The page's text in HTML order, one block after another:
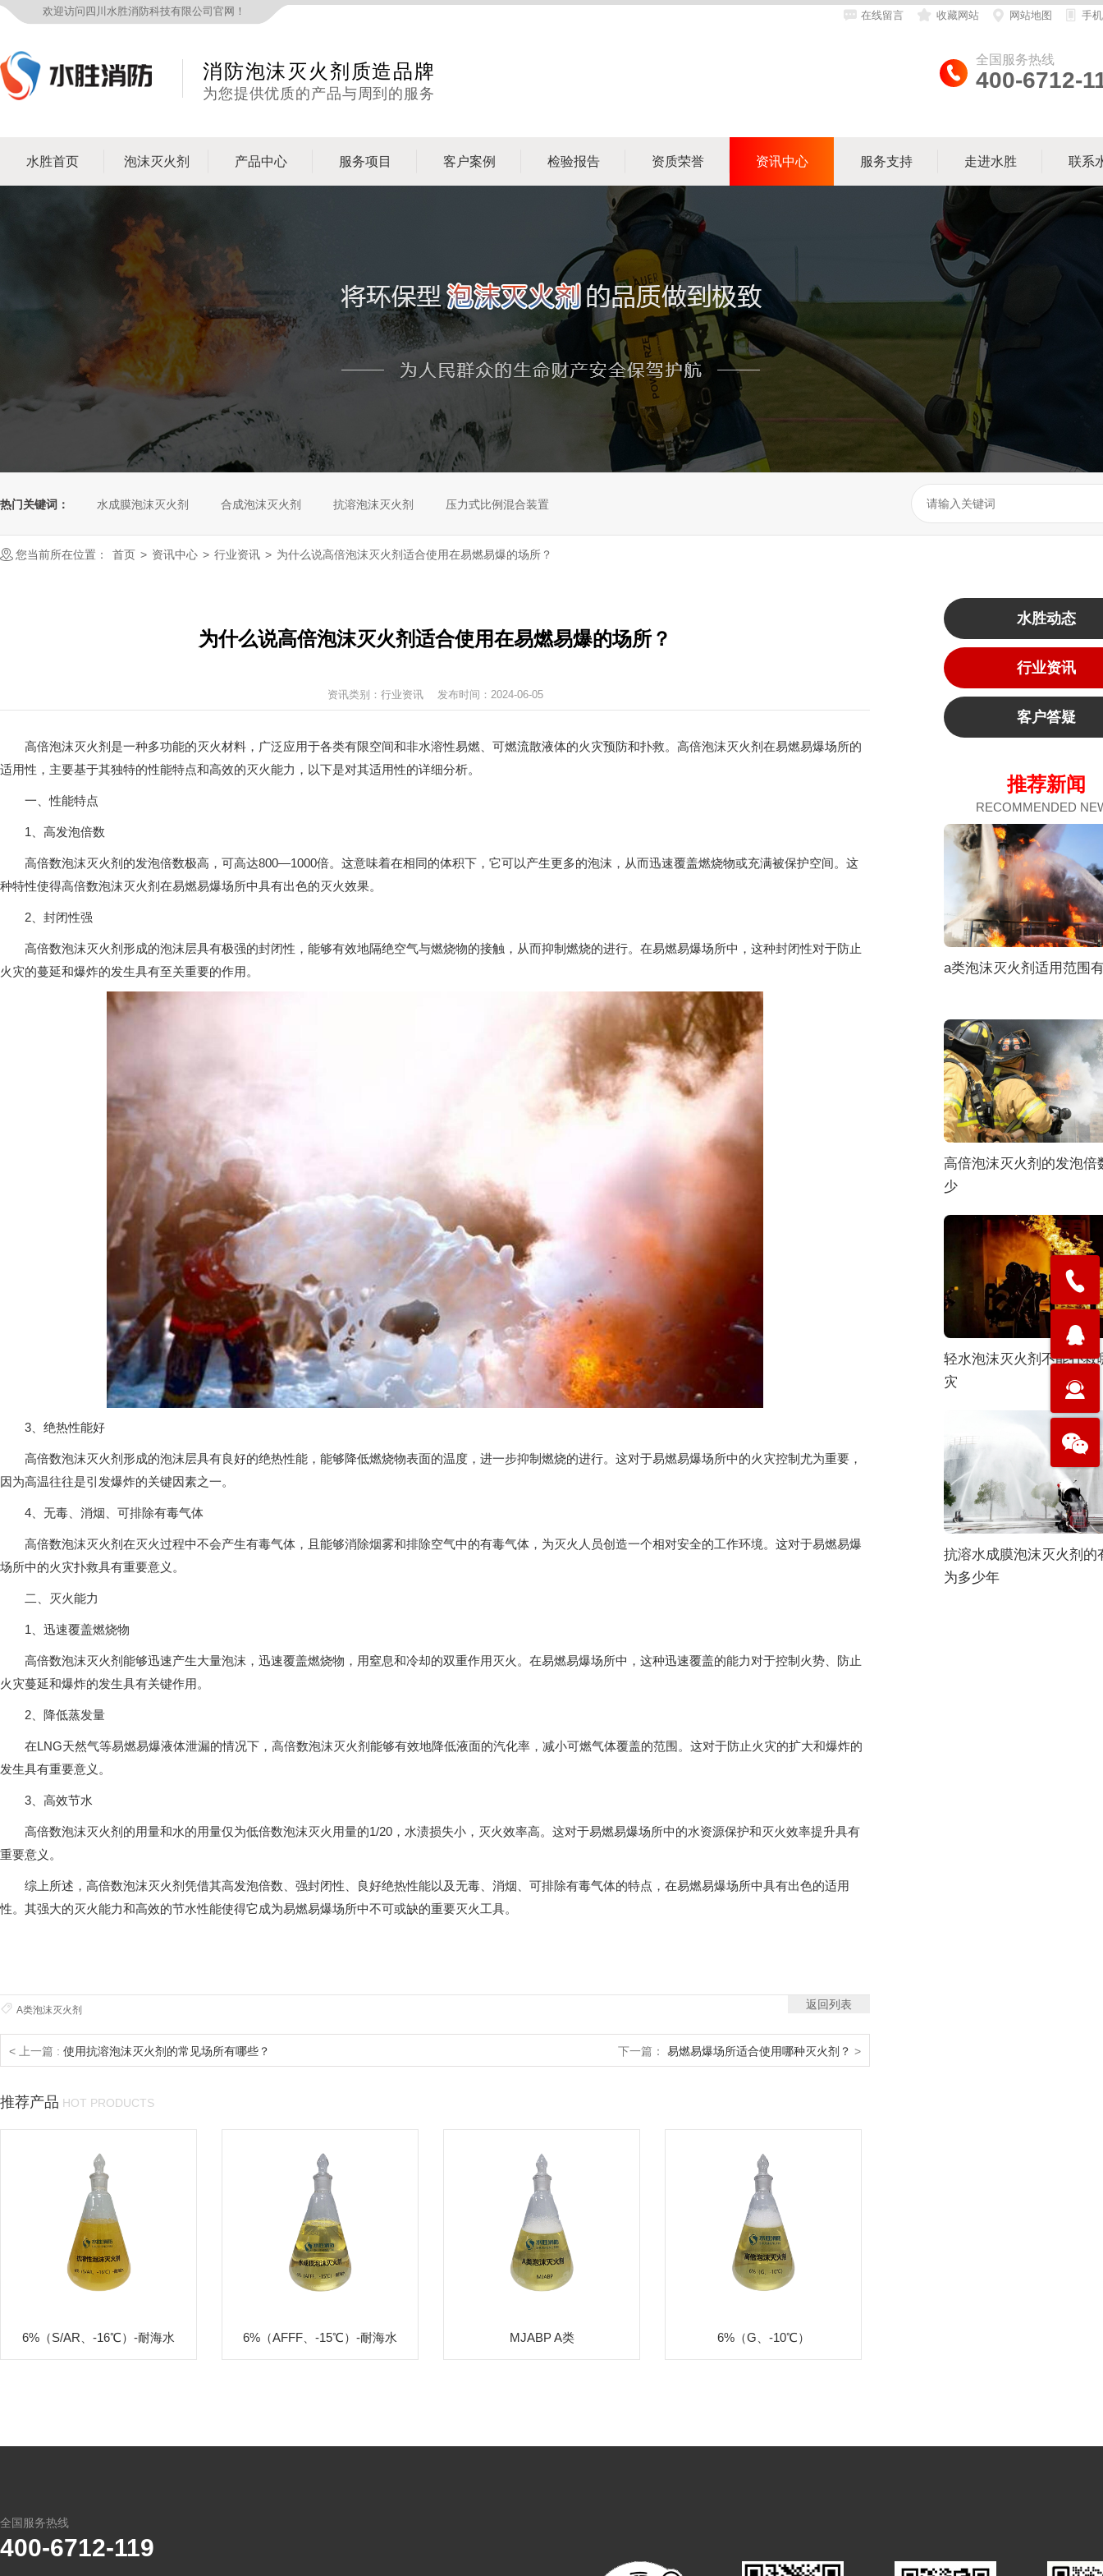
欢迎访问四川水胜消防科技有限公司官网！ 在线留言 收藏网站 网站地图 手
消防泡沫灭火剂质造品牌
为您提供优质的产品与周到的服务
全国服务热线
400-6712-
水胜首页 泡沫灭火剂 产品中心 服务项目 客户案例 检验报告 资质荣誉 资讯中心 服务支持 走进水胜 联系
热门关键词： 水成膜泡沫灭火剂 合成泡沫灭火剂 抗溶泡沫灭火剂 压力式比例混合装置
您当前所在位置： 首页 > 资讯中心 > 行业资讯 > 为什么说高倍泡沫灭火剂适合使用在易燃易爆的场所？
为什么说高倍泡沫灭火剂适合使用在易燃易爆的场所？
资讯类别： 行业资讯发布时间：2024-06-05
高倍泡沫灭火剂是一种多功能的灭火材料，广泛应用于各类有限空间和非水溶性易燃、可燃流散液体的火灾预防和扑救。高倍泡沫灭火剂在易燃易爆场所的
适用性，主要基于其独特的性能特点和高效的灭火能力，以下是对其适用性的详细分析。
一、性能特点
1、高发泡倍数
高倍数泡沫灭火剂的发泡倍数极高，可高达800—1000倍。这意味着在相同的体积下，它可以产生更多的泡沫，从而迅速覆盖燃烧物或充满被保护空间。这
种特性使得高倍数泡沫灭火剂在易燃易爆场所中具有出色的灭火效果。
2、封闭性强
高倍数泡沫灭火剂形成的泡沫层具有极强的封闭性，能够有效地隔绝空气与燃烧物的接触，从而抑制燃烧的进行。在易燃易爆场所中，这种封闭性对于防止
火灾的蔓延和爆炸的发生具有至关重要的作用。
3、绝热性能好
高倍数泡沫灭火剂形成的泡沫层具有良好的绝热性能，能够降低燃烧物表面的温度，进一步抑制燃烧的进行。这对于易燃易爆场所中的火灾控制尤为重要，
因为高温往往是引发爆炸的关键因素之一。
4、无毒、消烟、可排除有毒气体
高倍数泡沫灭火剂在灭火过程中不会产生有毒气体，且能够消除烟雾和排除空气中的有毒气体，为灭火人员创造一个相对安全的工作环境。这对于易燃易爆
场所中的火灾扑救具有重要意义。
二、灭火能力
1、迅速覆盖燃烧物
高倍数泡沫灭火剂能够迅速产生大量泡沫，迅速覆盖燃烧物，用窒息和冷却的双重作用灭火。在易燃易爆场所中，这种迅速覆盖的能力对于控制火势、防止
火灾蔓延和爆炸的发生具有关键作用。
2、降低蒸发量
在LNG天然气等易燃易爆液体泄漏的情况下，高倍数泡沫灭火剂能够有效地降低液面的汽化率，减小可燃气体覆盖的范围。这对于防止火灾的扩大和爆炸的
发生具有重要意义。
3、高效节水
高倍数泡沫灭火剂的用量和水的用量仅为低倍数泡沫灭火用量的1/20，水渍损失小，灭火效率高。这对于易燃易爆场所中的水资源保护和灭火效率提升具有
重要意义。
综上所述，高倍数泡沫灭火剂凭借其高发泡倍数、强封闭性、良好绝热性能以及无毒、消烟、可排除有毒气体的特点，在易燃易爆场所中具有出色的适用
性。其强大的灭火能力和高效的节水性能使得它成为易燃易爆场所中不可或缺的重要灭火工具。
A类泡沫灭火剂 返回列表
< 上一篇 : 使用抗溶泡沫灭火剂的常见场所有哪些？ 下一篇： 易燃易爆场所适合使用哪种灭火剂？ >
推荐产品 HOT PRODUCTS
6%（S/AR、-16℃）-耐海水 6%（AFFF、-15℃）-耐海水 MJABP A类 6%（G、-10℃）
水胜动态
行业资讯
客户答疑
推荐新闻
RECOMMENDED
a类泡沫灭火剂适用范围
高倍泡沫灭火剂的发泡倍
少
轻水泡沫灭火剂不能扑救
灾
抗溶水成膜泡沫灭火剂的
为多少年
全国服务热线
400-6712-119